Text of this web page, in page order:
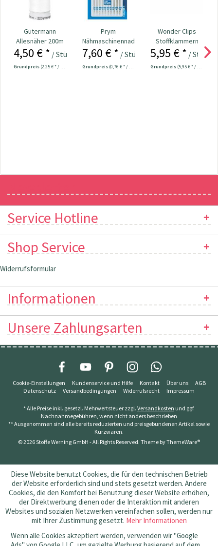
Gütermann
Allesnäher 200m
Fb. 800 - weiß
4,50 € * / Stück
Grundpreis (2,25 € * / 100 Meter)
Prym
Nähmaschinennadeln
130/705
Universal...
7,60 € * / Stück
Grundpreis (0,76 € * / 1 Stück)
Wonder Clips
Stoffklammern
klein - 20 Stück
5,95 € * / Stück
Grundpreis (5,95 € * / 1 Stück)
Service Hotline
Shop Service
Widerrufsformular
Informationen
Unsere Zahlungsarten
Cookie-Einstellungen Kundenservice und Hilfe Kontakt Über uns
AGB
Datenschutz
Versandbedingungen Widerrufsrecht Impressum
* Alle Preise inkl. gesetzl. Mehrwertsteuer zzgl. Versandkosten und ggf.
Nachnahmegebühren, wenn nicht anders beschrieben
** Ausgenommen sind alle bereits reduzierten und preisgebundenen Artikel sowie
Kurzwaren.
© 2026 Stoffe Werning GmbH - All Rights Reserved. Theme byThemeWare®
Diese Website benutzt Cookies, die für den technischen Betrieb
der Website erforderlich sind und stets gesetzt werden. Andere
Cookies, die den Komfort bei Benutzung dieser Website erhöhen,
der Direktwerbung dienen oder die Interaktion mit anderen
Websites und sozialen Netzwerken vereinfachen sollen, werden nur
mit Ihrer Zustimmung gesetzt. Mehr Informationen
Wenn alle Cookies akzeptiert werden, verwenden wir "Google